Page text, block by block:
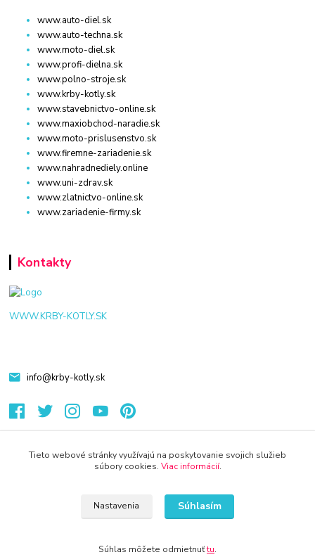
www.auto-diel.sk
www.auto-techna.sk
www.moto-diel.sk
www.profi-dielna.sk
www.polno-stroje.sk
www.krby-kotly.sk
www.stavebnictvo-online.sk
www.maxiobchod-naradie.sk
www.moto-prislusenstvo.sk
www.firemne-zariadenie.sk
www.nahradnediely.online
www.uni-zdrav.sk
www.zlatnictvo-online.sk
www.zariadenie-firmy.sk
Kontakty
WWW.KRBY-KOTLY.SK
info@krby-kotly.sk
Tieto webové stránky využívajú na poskytovanie svojich služieb
súbory cookies. Viac informácií.
Nastavenia Súhlasím
Súhlas môžete odmietnuťtu.